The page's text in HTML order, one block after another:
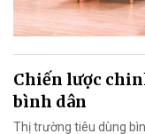
Chiến lược
bình dân
Thị trường tiêu dùng